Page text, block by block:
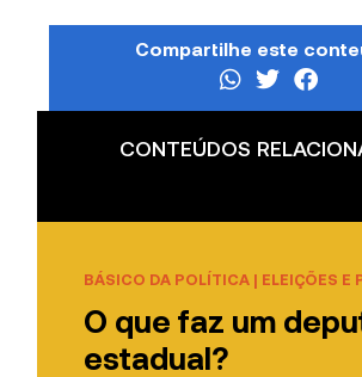
Compartilhe este
CONTEÚDOS
BÁSICO DA POLÍTICA| ELEIÇÕES E
O que faz um
estadual?